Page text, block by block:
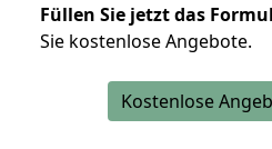
Füllen Sie jetzt das
Sie kostenlose Angebote.
Kostenlose